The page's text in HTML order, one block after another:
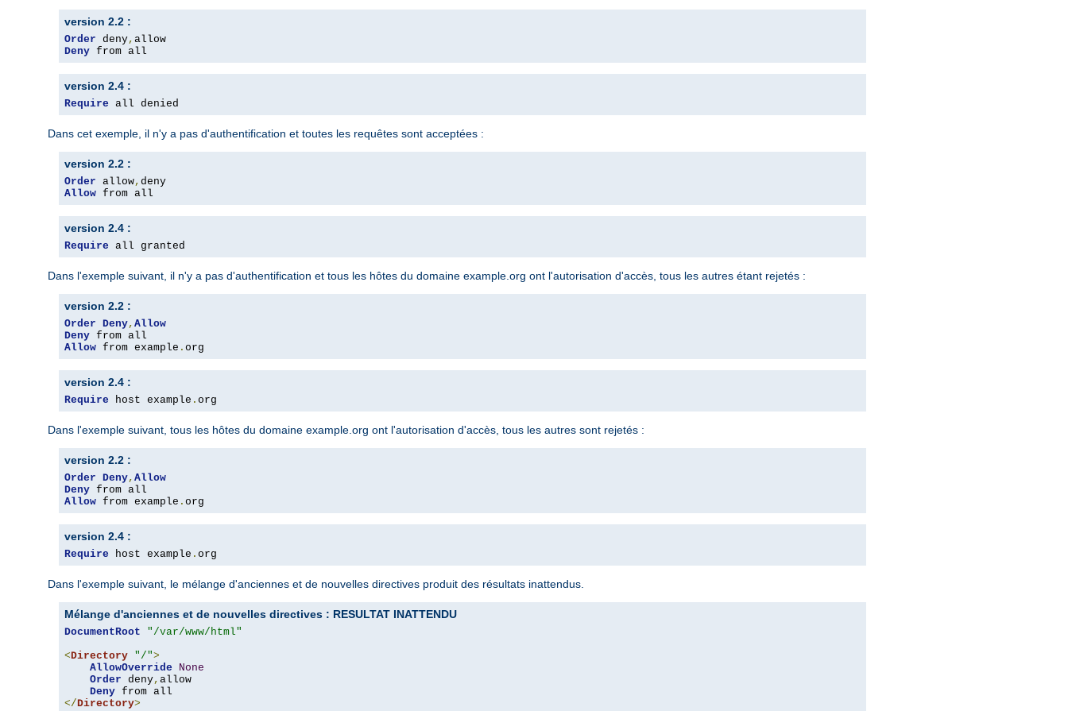
version 2.2 :
Order deny,
Deny from all
version 2.4 :
Require all denied
Dans cet exemple, il n'y a pas d'authentification et toutes les requêtes sont acceptées :
version 2.2 :
Order allow,
Allow from all
version 2.4 :
Require all granted
Dans l'exemple suivant, il n'y a pas d'authentification et tous les hôtes du domaine example.org ont l'autorisation d'accès, tous les autres étant rejetés :
version 2.2 :
Order Deny, Allow
Deny
Allow from example . org
version 2.4 :
Require host example . org
Dans l'exemple suivant, tous les hôtes du domaine example.org ont l'autorisation d'accès, tous les autres sont rejetés :
version 2.2 :
Order Deny, Allow
Deny
Allow from example . org
version 2.4 :
Require host example . org
Dans l'exemple suivant, le mélange d'anciennes et de nouvelles directives produit des résultats inattendus.
Mélange d'anciennes et de nouvelles directives : RESULTAT INATTENDU
DocumentRoot
"/var/www/html"
<Directory "/">
AllowOverride
None
Order deny, allow
Deny
</Directory>